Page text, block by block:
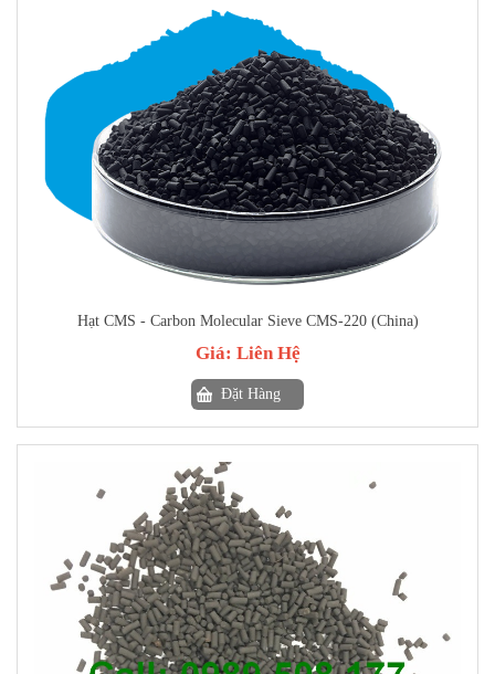
Hạt CMS - Carbon Molecular Sieve CMS-220 (China)
Giá: Liên Hệ
Đặt Hàng